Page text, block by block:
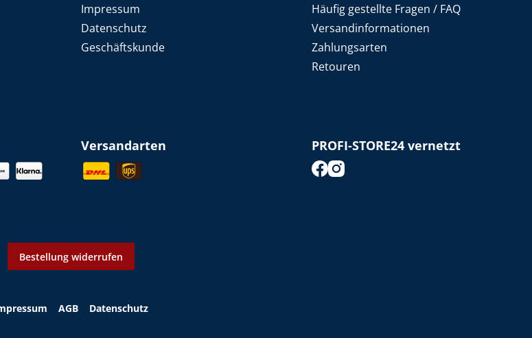
Impressum
Datenschutz
Geschäftskunde
Häufig gestellte Fragen / FAQ
Versandinformationen
Zahlungsarten
Retouren
Versandarten PROFI-STORE24 vernetzt
footer.socialMedia.facebook.title
footer.socialMedia.instagram.title
Bestellung widerrufen
AGB Datenschutz